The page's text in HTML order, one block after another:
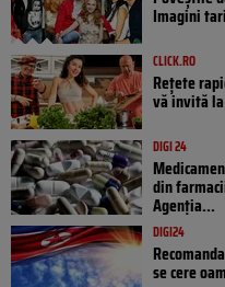
Imagini
CLICK.RO
Rețete
vă invită
DIGI 24
din
Agenția...
DIGI24
se cere